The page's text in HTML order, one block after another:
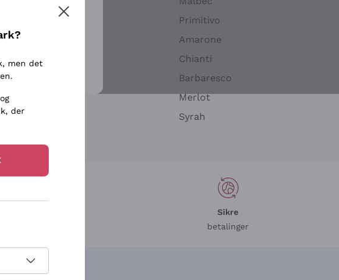
Ribolla Gialla
Sauvignon
Primitivo
Amarone
Chianti
Barbaresco
Merlot
Syrah
Sikre
betalinger
men det
der